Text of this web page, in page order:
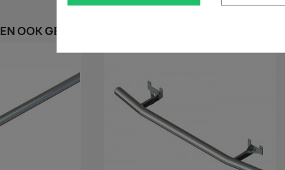
OOK GEÏNTERESSEERD IN